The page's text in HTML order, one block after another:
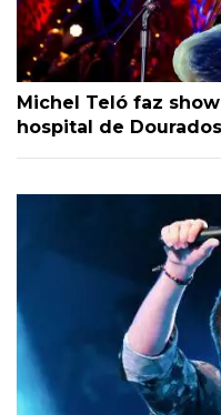
Michel Teló faz
hospital de Dourados